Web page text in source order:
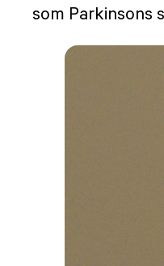
som Parkinsons